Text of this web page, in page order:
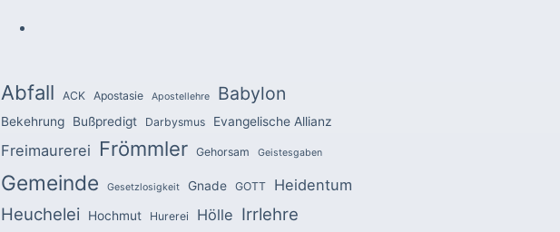
Abfall ACK Apostasie Apostellehre Babylon
Bekehrung Bußpredigt Darbysmus Evangelische Allianz
Freimaurerei Frömmler Gehorsam Geistesgaben
Gemeinde Gesetzlosigkeit Gnade GOTT Heidentum
Heuchelei Hochmut Hurerei Hölle Irrlehre